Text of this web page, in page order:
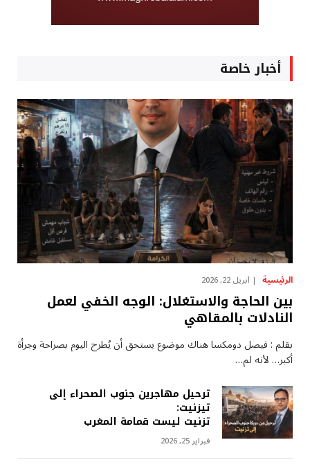
أخبار خاصة
الرئيسية أبريل 22, 2026
بين الحاجة والاستغلال: الوجه الخفي لعمل
النادلات بالمقاهي
بقلم : فيصل دومكسا هناك موضوع يستحق أن يُطرح اليوم بصراحة وجرأة
أكبر… لأنه لم…
ترحيل مهاجرين جنوب الصحراء إلى
تيزنيت:
تزنيت ليست قمامة المغرب
فبراير 25, 2026